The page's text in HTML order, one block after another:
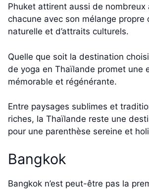
Phuket attirent aussi de nombreux
chacune avec son mélange propre
naturelle et d’attraits culturels.
Quelle que soit la destination
de yoga en Thaïlande promet une
mémorable et régénérante.
Entre paysages sublimes et
riches, la Thaïlande reste une
pour une parenthèse sereine et
Bangkok
Bangkok n’est peut-être pas la